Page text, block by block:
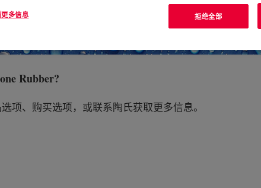
Rubber?
项、购买选项，或联系陶氏获取更多信息。
多信息 拒绝全部